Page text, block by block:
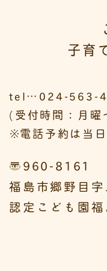
子育
tel…024-563-
(受付時間：月
※電話予約は当
〒960-8161
福島市郷野目
認定こども園